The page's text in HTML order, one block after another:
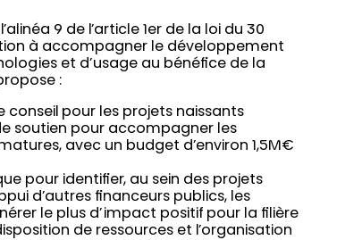
9 de l’article 1er de la loi du 30
à accompagner le développement
et d’usage au bénéfice de la
:
conseil pour les projets naissants
soutien pour accompagner les
avec un budget d’environ 1,5M€
pour identifier, au sein des projets
d’autres financeurs publics, les
le plus d’impact positif pour la filière
de ressources et l’organisation